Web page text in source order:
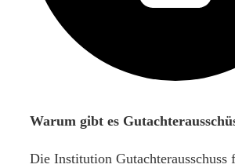
Warum gibt es
Die Institution Gutachterausschuss